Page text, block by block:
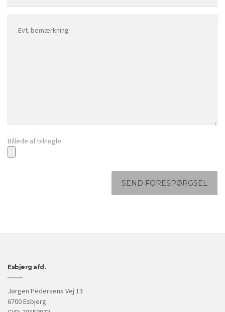
Billede af bilnøgle
Esbjerg afd.
Jørgen Pedersens Vej 13
6700 Esbjerg